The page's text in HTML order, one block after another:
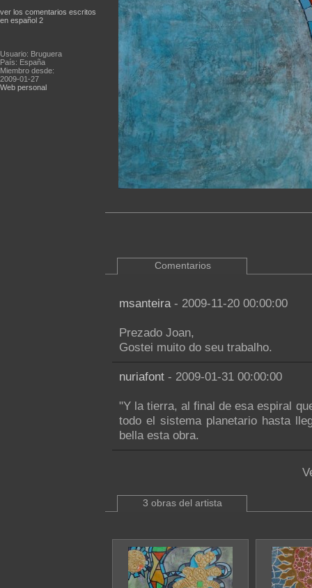
ver los comentarios escritos
en español 2
Usuario: Bruguera
País: España
Miembro desde:
2009-01-27
Web personal
Comentarios
msanteira- 2009-11-20 00:00:00
Prezado Joan,
Gostei muito do seu trabalho.
nuriafont - 2009-01-31 00:00:00
"Y la tierra, al final de esa espiral
todo el sistema planetario hasta
bella esta obra.
3 obras del artista